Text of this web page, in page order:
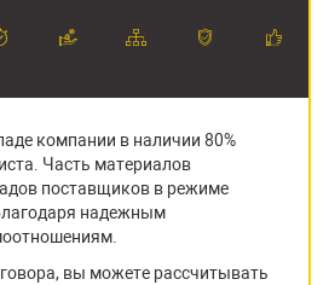
компании в наличии 80%
Часть материалов
поставщиков в режиме
надежным
вы можете рассчитывать